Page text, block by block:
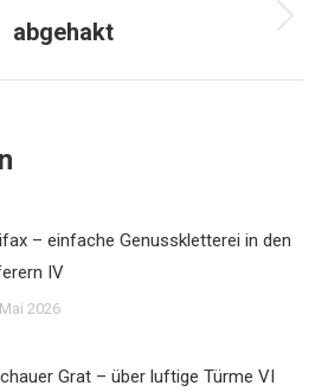
Nächster
abgehakt
– einfache Genusskletterei in den
IV
2026
Grat – über luftige Türme VI